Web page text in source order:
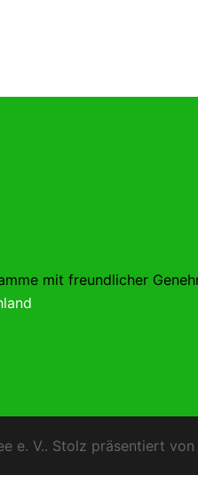
mit freundlicher
e. V.. Stolz präsentiert von